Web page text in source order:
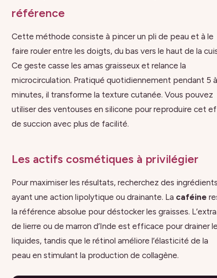
référence
Cette méthode consiste à pincer un pli de peau et à le
faire rouler entre les doigts, du bas vers le haut de la
Ce geste casse les amas graisseux et relance la
microcirculation. Pratiqué quotidiennement pendant 5
minutes, il transforme la texture cutanée. Vous pouvez
utiliser des ventouses en silicone pour reproduire cet
de succion avec plus de facilité.
Les actifs cosmétiques à privilégier
Pour maximiser les résultats, recherchez des
ayant une action lipolytique ou drainante. La caféine
la référence absolue pour déstocker les graisses.
de lierre ou de marron d’Inde est efficace pour drainer
liquides, tandis que le rétinol améliore l’élasticité de la
peau en stimulant la production de collagène.